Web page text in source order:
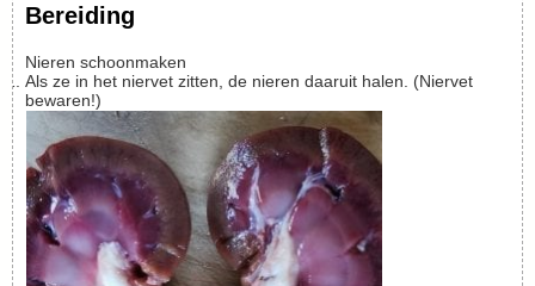
Bereiding
Nieren schoonmaken
Als ze in het niervet zitten, de nieren daaruit halen. (Niervet
bewaren!)